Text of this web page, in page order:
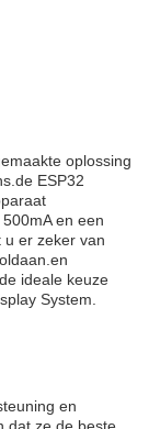
oplossing
ESP32
en een
u er zeker van
ideale keuze
System.
en